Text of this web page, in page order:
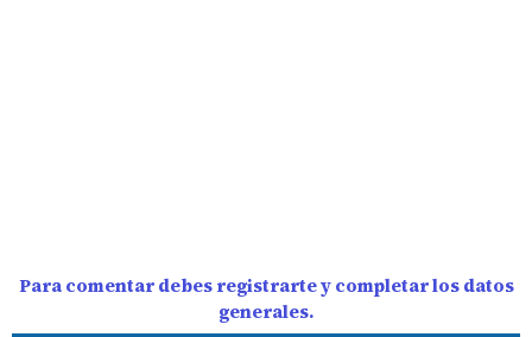
Para comentar debes registrarte y completar los datos
generales.